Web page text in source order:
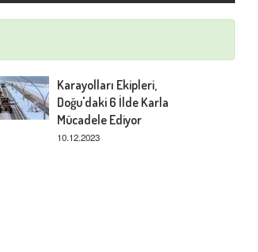
Karayolları Ekipleri,
Doğu'daki 6 İlde Karla
Mücadele Ediyor
10.12.2023